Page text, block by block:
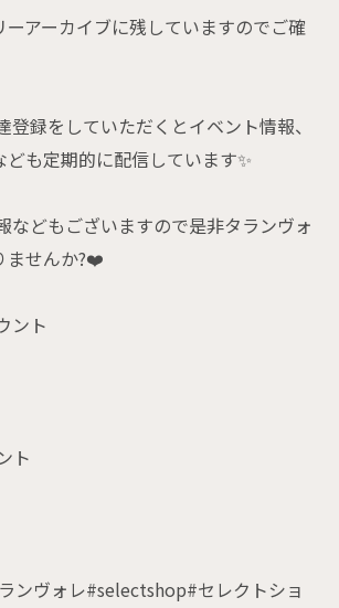
ーアーカイブに残していますのでご確
録をしていただくとイベント情報、
も定期的に配信しています✨
などもございますので是非タランヴォ
ませんか?❤️
ント
ト
ンヴォレ#selectshop#セレクトショ